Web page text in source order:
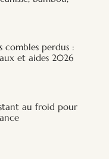
combles perdus :
et aides 2026
au froid pour